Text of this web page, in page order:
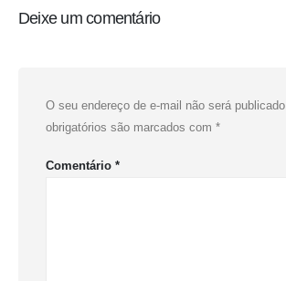
Deixe um comentário
O seu endereço de e-mail não será publicado.
obrigatórios são marcados com *
Comentário *